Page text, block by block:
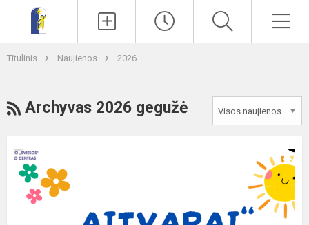
Titulinis Naujienos 2026
RSS
Archyvas 2026 gegužė
Vasaros
stovykla!